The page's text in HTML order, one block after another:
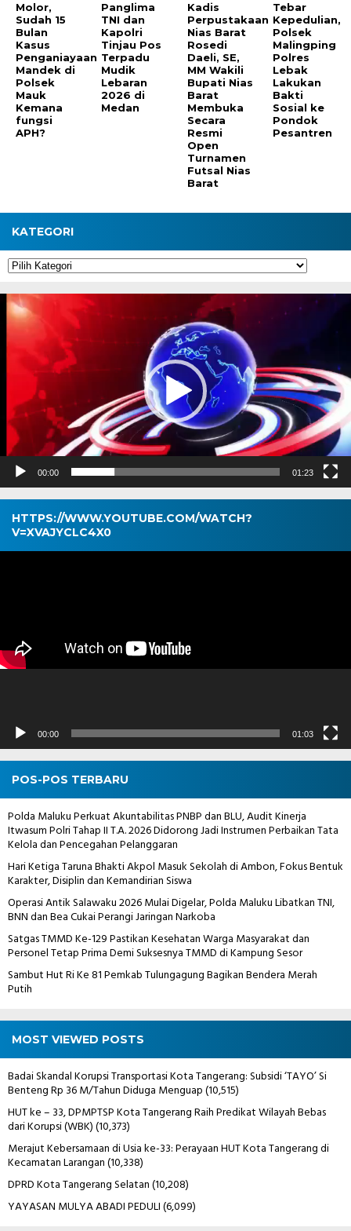
Molor,
Sudah 15
Bulan
Kasus
Penganiayaan
Mandek di
Polsek
Mauk
Kemana
fungsi
APH?
Panglima
TNI dan
Kapolri
Tinjau Pos
Terpadu
Mudik
Lebaran
2026 di
Medan
Kadis
Perpustakaan
Nias Barat
Rosedi
Daeli, SE,
MM Wakili
Bupati Nias
Barat
Membuka
Secara
Resmi
Open
Turnamen
Futsal Nias
Barat
Tebar
Kepedulian,
Polsek
Malingping
Polres
Lebak
Lakukan
Bakti
Sosial ke
Pondok
Pesantren
KATEGORI
Kategori
Pemutar
Video
00:00 01:23
HTTPS://WWW.YOUTUBE.COM/WATCH?
V=XVAJYCLC4X0
Pemutar
00:00 01:03
POS-POS TERBARU
Polda Maluku Perkuat Akuntabilitas PNBP dan BLU, Audit Kinerja
Itwasum Polri Tahap II T.A. 2026 Didorong Jadi Instrumen Perbaikan Tata
Kelola dan Pencegahan Pelanggaran
Hari Ketiga Taruna Bhakti Akpol Masuk Sekolah di Ambon, Fokus Bentuk
Karakter, Disiplin dan Kemandirian Siswa
Operasi Antik Salawaku 2026 Mulai Digelar, Polda Maluku Libatkan TNI,
BNN dan Bea Cukai Perangi Jaringan Narkoba
Satgas TMMD Ke-129 Pastikan Kesehatan Warga Masyarakat dan
Personel Tetap Prima Demi Suksesnya TMMD di Kampung Sesor
Sambut Hut Ri Ke 81 Pemkab Tulungagung Bagikan Bendera Merah
Putih
MOST VIEWED POSTS
Badai Skandal Korupsi Transportasi Kota Tangerang: Subsidi ‘TAYO’ Si
Benteng Rp 36 M/Tahun Diduga Menguap(10,515)
HUT ke – 33, DPMPTSP Kota Tangerang Raih Predikat Wilayah Bebas
dari Korupsi (WBK)(10,373)
Merajut Kebersamaan di Usia ke-33: Perayaan HUT Kota Tangerang di
Kecamatan Larangan(10,338)
DPRD Kota Tangerang Selatan(10,208)
YAYASAN MULYA ABADI PEDULI(6,099)